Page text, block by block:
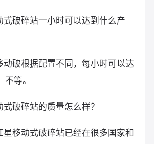
式破碎站一小时可以达到什么产
动破根据配置不同，每小时可以达
不等。
式破碎站的质量怎么样？
星移动式破碎站已经在很多国家和